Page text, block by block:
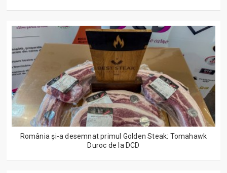
România și-a desemnat primul Golden Steak: Tomahawk
Duroc de la DCD